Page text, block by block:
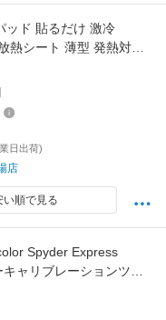
ッド 貼るだけ 激冷
熱シート 薄型 発熱対策
応 シルバー ASSA-7-2
日出荷)
店
い順で見る
Spyder Express
ャリブレーションツー
ディスプレイ データカ
ー 色 調整 チェッカー